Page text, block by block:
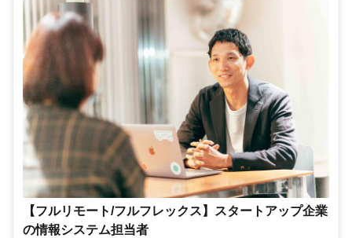
【フルリモート/フルフレックス】スタートアップ企業
の情報システム担当者